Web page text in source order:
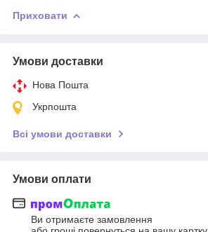
Приховати
Умови доставки
Нова Пошта
Укрпошта
Всі умови доставки
Умови оплати
Ви отримаєте замовлення